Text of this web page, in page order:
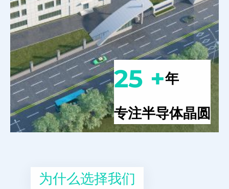
25 +年
专注半导体晶圆
为什么选择我们